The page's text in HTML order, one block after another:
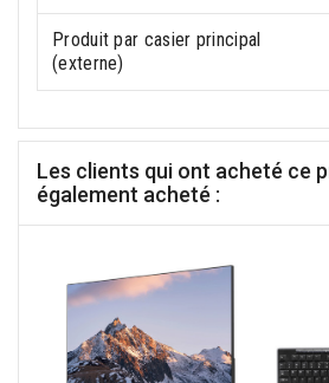
Produit par casier principal
(externe)
Les clients qui ont acheté ce
également acheté :